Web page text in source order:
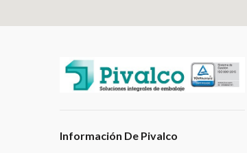
Información De Pivalco